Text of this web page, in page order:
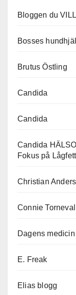
Bloggen du
Bosses
Brutus Östling
Candida
Candida
Candida
Fokus på
Christian
Connie
Dagens medicin
E. Freak
Elias blogg